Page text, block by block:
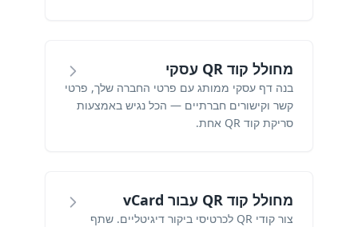
מחולל קוד QR עסקי
בנה דף עסקי ממותג עם פרטי החברה שלך, פרטי
קשר וקישורים חברתיים — הכל נגיש באמצעות
סריקת קוד QR אחת.
מחולל קוד QR עבור vCard
צור קודי QR לכרטיסי ביקור דיגיטליים. שתף